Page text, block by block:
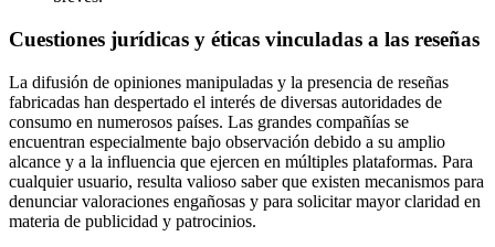
Cuestiones jurídicas y éticas vinculadas a las reseñas
La difusión de opiniones manipuladas y la presencia de reseñas
fabricadas han despertado el interés de diversas autoridades de
consumo en numerosos países. Las grandes compañías se
encuentran especialmente bajo observación debido a su amplio
alcance y a la influencia que ejercen en múltiples plataformas. Para
cualquier usuario, resulta valioso saber que existen mecanismos para
denunciar valoraciones engañosas y para solicitar mayor claridad en
materia de publicidad y patrocinios.